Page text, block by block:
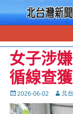
女子涉
循線查
Posted
on
2026-06-02 Autor
北